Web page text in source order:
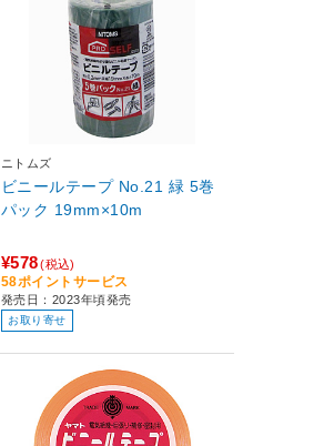
ニトムズ
ビニールテープ No.21 緑 5巻
パック 19mm×10m
¥578 (税込)
58ポイントサービス
発売日：2023年頃発売
お取り寄せ